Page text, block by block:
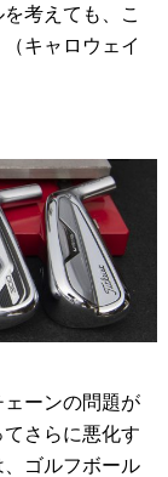
考えても、こ
キャロウェイ
ーンの問題が
さらに悪化す
ゴルフボール